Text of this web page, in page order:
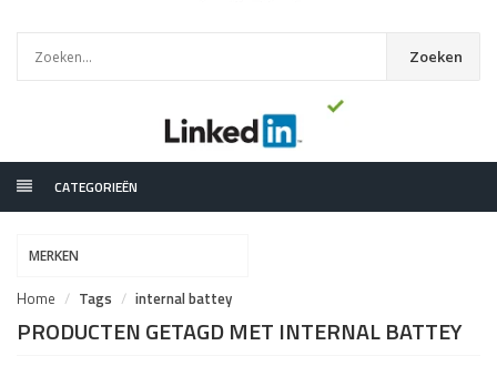
Zoeken
CATEGORIEËN
MERKEN
Home Tags internal battey
PRODUCTEN GETAGD MET INTERNAL BATTEY